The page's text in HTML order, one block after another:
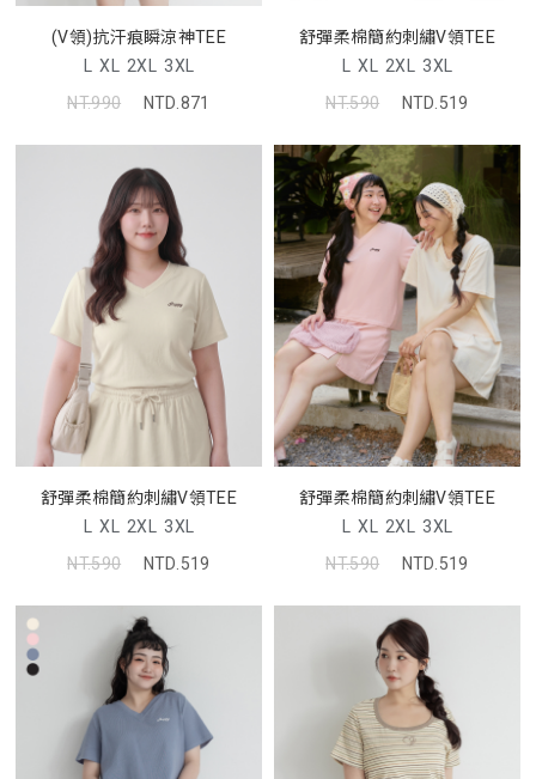
(V領)抗汗痕瞬涼神TEE
L XL 2XL 3XL
NT.990
NTD.871
舒彈柔棉簡約刺繡V領TEE
L XL 2XL 3XL
NT.590
NTD.519
舒彈柔棉簡約刺繡V領TEE
L XL 2XL 3XL
NT.590
NTD.519
舒彈柔棉簡約刺繡V領TEE
L XL 2XL 3XL
NT.590
NTD.519